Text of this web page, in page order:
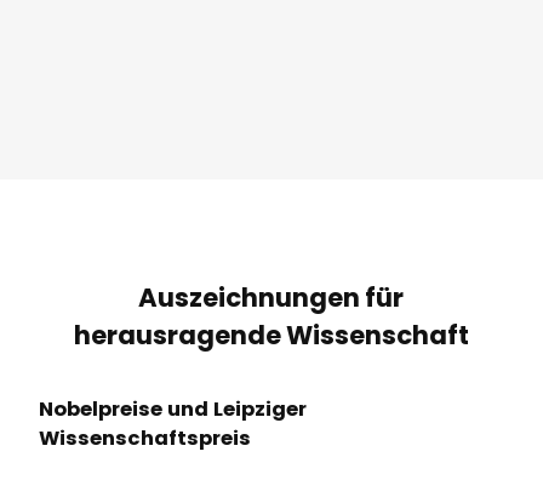
Auszeichnungen für
herausragende Wissenschaft
Nobelpreise und Leipziger
Wissenschaftspreis